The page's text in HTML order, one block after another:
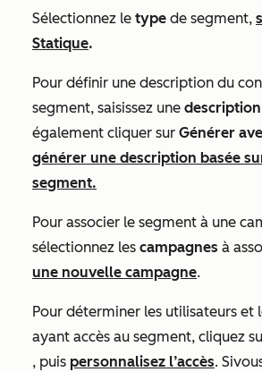
Sélectionnez le type de segment,
Statique.
Pour définir une description du
segment, saisissez une description
également cliquer sur Générer
générer une description basée
segment.
Pour associer le segment à une
sélectionnez les campagnes à
une nouvelle campagne.
Pour déterminer les utilisateurs et
ayant accès au segment, cliquez
, puis personnalisez l’accès. Si